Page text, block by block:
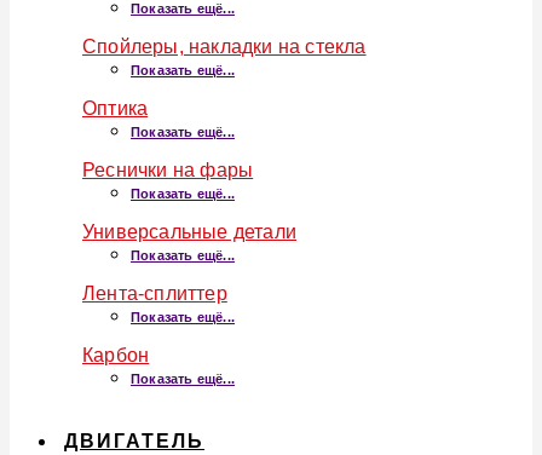
Показать ещё...
Спойлеры, накладки на стекла
Показать ещё...
Оптика
Показать ещё...
Реснички на фары
Показать ещё...
Универсальные детали
Показать ещё...
Лента-сплиттер
Показать ещё...
Карбон
Показать ещё...
ДВИГАТЕЛЬ